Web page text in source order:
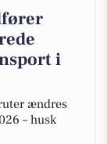
i
ændres
– husk